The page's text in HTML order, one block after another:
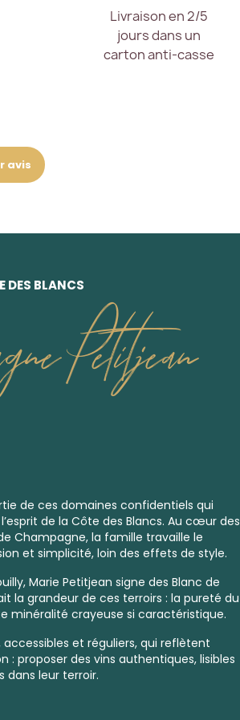
Livraison en 2/5
jours dans un
carton anti-casse
avis
DES BLANCS
Petitjean
de ces domaines confidentiels qui
de la Côte des Blancs. Au cœur des
Champagne, la famille travaille le
et simplicité, loin des effets de style.
Marie Petitjean signe des Blanc de
la grandeur de ces terroirs : la pureté du
minéralité crayeuse si caractéristique.
et réguliers, qui reflètent
: proposer des vins authentiques, lisibles
leur terroir.